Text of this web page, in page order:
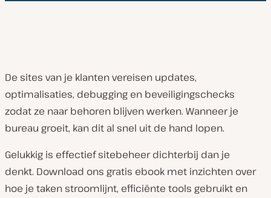
De sites van je klanten vereisen updates,
optimalisaties, debugging en beveiligingschecks
zodat ze naar behoren blijven werken. Wanneer je
bureau groeit, kan dit al snel uit de hand lopen.
Gelukkig is effectief sitebeheer dichterbij dan je
denkt. Download ons gratis ebook met inzichten over
hoe je taken stroomlijnt, efficiënte tools gebruikt en